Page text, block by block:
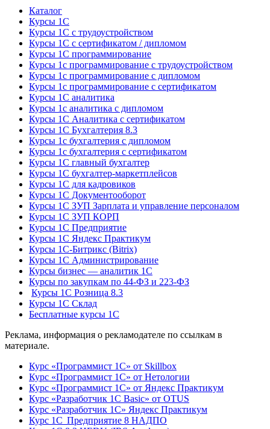
Каталог
Курсы 1С
Курсы 1С с трудоустройством
Курсы 1С с сертификатом / дипломом
Курсы 1С программирование
Курсы 1с программирование с трудоустройством
Курсы 1с программирование с дипломом
Курсы 1с программирование с сертификатом
Курсы 1С аналитика
Курсы 1с аналитика с дипломом
Курсы 1С Аналитика с сертификатом
Курсы 1С Бухгалтерия 8.3
Курсы 1с бухгалтерия с дипломом
Курсы 1с бухгалтерия с сертификатом
Курсы 1С главный бухгалтер
Курсы 1С бухгалтер-маркетплейсов
Курсы 1С для кадровиков
Курсы 1С Документооборот
Курсы 1С ЗУП Зарплата и управление персоналом
Курсы 1С ЗУП КОРП
Курсы 1С Предприятие
Курсы 1С Яндекс Практикум
Курсы 1С-Битрикс (Bitrix)
Курсы 1С Администрирование
Курсы бизнес — аналитик 1С
Курсы по закупкам по 44‑ФЗ и 223‑ФЗ
Курсы 1С Розница 8.3
Курсы 1С Склад
Бесплатные курсы 1С
Реклама, информация о рекламодателе по ссылкам в
материале.
Курс «Программист 1С» от Skillbox
Курс «Программист 1С» от Нетологии
Курс «Программист 1С» от Яндекс Практикум
Курс «Разработчик 1С Basic» от OTUS
Курс «Разработчик 1С» Яндекс Практикум
Курс 1С Предприятие 8 НАДПО